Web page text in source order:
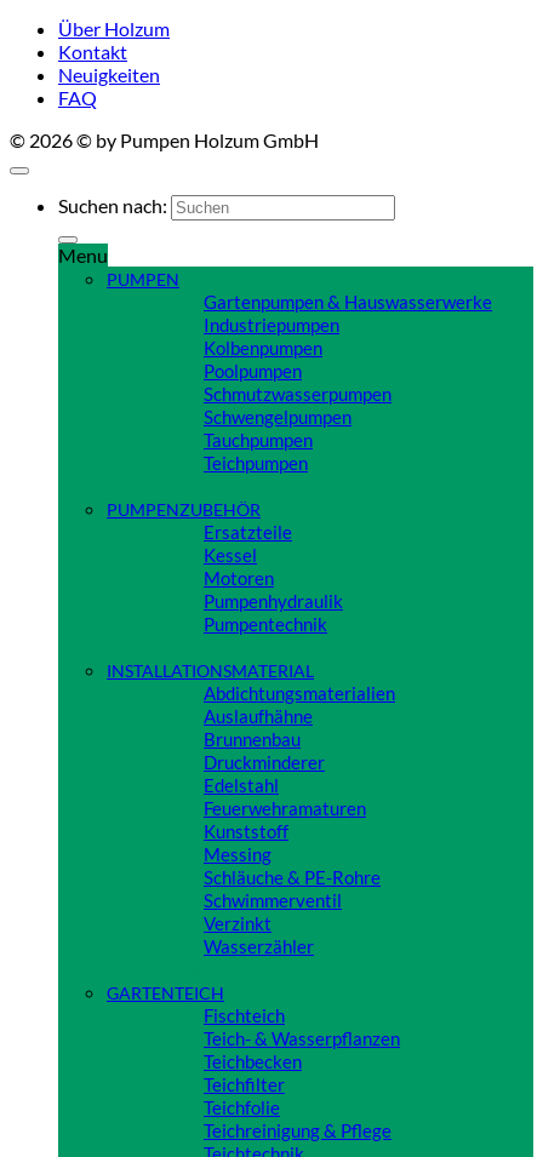
Über Holzum
Kontakt
Neuigkeiten
FAQ
© 2026 © by Pumpen Holzum GmbH
Suchen nach:
Menu
PUMPEN
Gartenpumpen & Hauswasserwerke
Industriepumpen
Kolbenpumpen
Poolpumpen
Schmutzwasserpumpen
Schwengelpumpen
Tauchpumpen
Teichpumpen
PUMPENZUBEHÖR
Ersatzteile
Kessel
Motoren
Pumpenhydraulik
Pumpentechnik
INSTALLATIONSMATERIAL
Abdichtungsmaterialien
Auslaufhähne
Brunnenbau
Druckminderer
Edelstahl
Feuerwehramaturen
Kunststoff
Messing
Schläuche & PE-Rohre
Schwimmerventil
Verzinkt
Wasserzähler
GARTENTEICH
Fischteich
Teich- & Wasserpflanzen
Teichbecken
Teichfilter
Teichfolie
Teichreinigung & Pflege